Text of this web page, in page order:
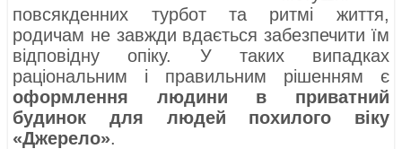
повсякденних турбот та ритмі життя,
родичам не завжди вдається забезпечити їм
відповідну опіку. У таких випадках
раціональним і правильним рішенням є
оформлення людини в приватний
будинок для людей похилого віку
«Джерело».